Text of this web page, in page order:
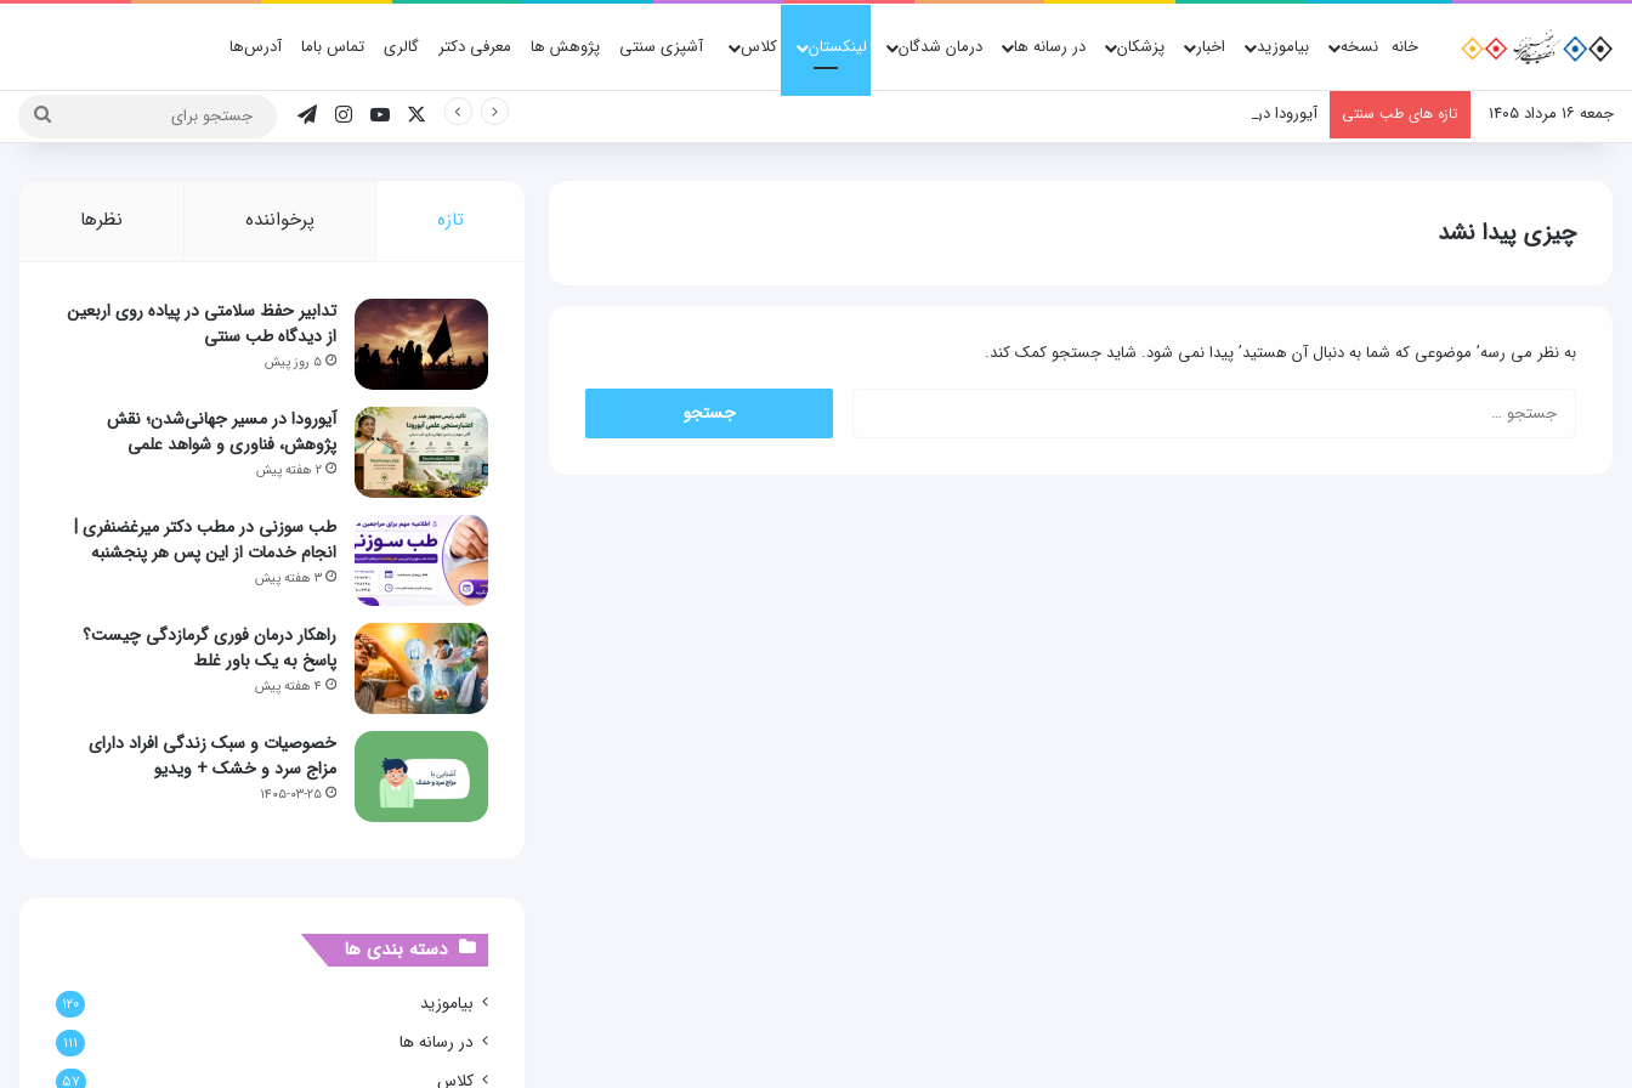
خانه نسخه بیاموزید اخبار پزشکان در رسانه ها درمان شدگان لینکستان کلاس آشپزی سنتی پژوهش ها معرفی دکتر گالری تماس باما آدرس‌ها
جمعه ۱۶ مرداد ۱۴۰۵ تازه های طب سنتی آیورودا در مسیر جهانی‌شدن؛ نقش پژوهش، فناوری و شواهد علمی یوتیوباینستاگرام
تلگرام
چیزی پیدا نشد
به نظر می رسه’ موضوعی که شما به دنبال آن هستید’ پیدا نمی شود. شاید جستجو کمک کند.
تازه پرخواننده نظرها
تدابیر حفظ سلامتی در پیاده روی اربعین
از دیدگاه طب سنتی
۵ روز پیش
آیورودا در مسیر جهانی‌شدن؛ نقش
پژوهش، فناوری و شواهد علمی
۲ هفته پیش
طب سوزنی در مطب دکتر میرغضنفری |
انجام خدمات از این پس هر پنجشنبه
۳ هفته پیش
راهکار درمان فوری گرمازدگی چیست؟
پاسخ به یک باور غلط
۴ هفته پیش
خصوصیات و سبک زندگی افراد دارای
مزاج سرد و خشک + ویدیو
۱۴۰۵-۰۳-۲۵
دسته بندی ها
بیاموزید ۱۲۰
در رسانه ها ۱۱۱
کلاس ۵۷